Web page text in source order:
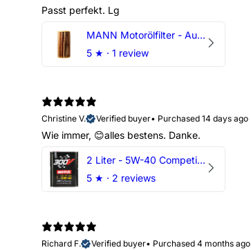
Passt perfekt. Lg
MANN Motorölfilter - Audi RS3 TTRS RSQ3 VZ5 - DAZ DNW
5 ★ · 1 review
Christine V.
Verified buyer• Purchased 14 days ago
Wie immer, 😊alles bestens. Danke.
2 Liter - 5W-40 Competition 300V Motul Motoröl
5 ★ · 2 reviews
Richard F.
Verified buyer• Purchased 4 months ago